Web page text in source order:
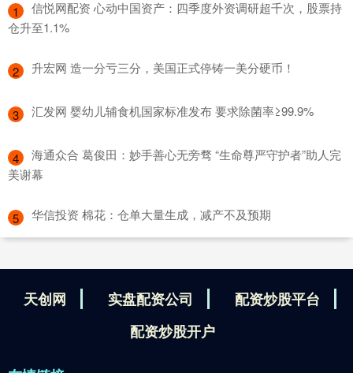
1
​信悦网配资 心动中国资产：四季度外资调研超千次，股票持
仓升至1.1%
2 ​升宏网 造一分亏三分，美国正式停铸一美分硬币！
3 ​汇发网 婴幼儿辅食机国家标准发布 要求除菌率≥99.9%
4
​海通众合 葛俊田：妙手善心无旁骛 “生命尊严守护者”助人完
美谢幕
5 ​华信投资 棉花：仓单大量生成，减产不及预期
天创网 实盘配资公司
配资炒股平台
配资炒股开户